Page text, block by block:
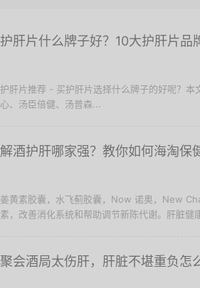
护肝片什么牌子好？10大护肝片品
护肝片推荐 - 买护肝片选择什么牌子的好呢？
心、汤臣倍健、汤普森...
解酒护肝哪家强？教你如何海淘保
姜黄素胶囊，水飞蓟胶囊，Now 诺奥，New
素，改善消化系统和帮助调节新陈代谢。肝脏健
聚会酒局太伤肝，肝脏不堪重负怎